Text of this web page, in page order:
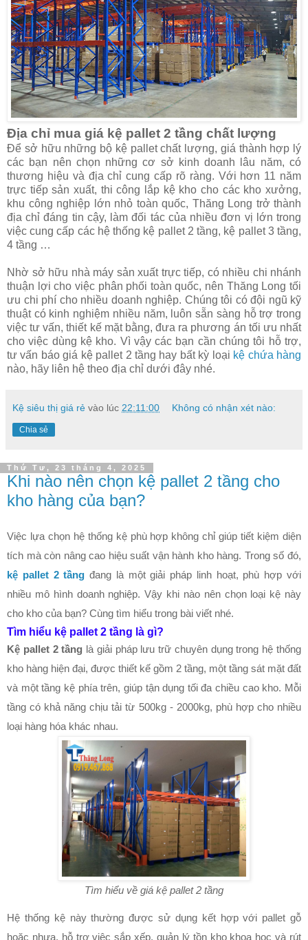
Địa chỉ mua giá kệ pallet 2 tầng chất lượng
Để sở hữu những bộ kệ pallet chất lượng, giá thành hợp lý
các bạn nên chọn những cơ sở kinh doanh lâu năm, có
thương hiệu và địa chỉ cung cấp rõ ràng. Với hơn 11 năm
trực tiếp sản xuất, thi công lắp kệ kho cho các kho xưởng,
khu công nghiệp lớn nhỏ toàn quốc, Thăng Long trở thành
địa chỉ đáng tin cậy, làm đối tác của nhiều đơn vị lớn trong
việc cung cấp các hệ thống kệ pallet 2 tầng, kệ pallet 3 tầng,
4 tầng …
Nhờ sở hữu nhà máy sản xuất trực tiếp, có nhiều chi nhánh
thuận lợi cho việc phân phối toàn quốc, nên Thăng Long tối
ưu chi phí cho nhiều doanh nghiệp. Chúng tôi có đội ngũ kỹ
thuật có kinh nghiệm nhiều năm, luôn sẵn sàng hỗ trợ trong
việc tư vấn, thiết kế mặt bằng, đưa ra phương án tối ưu nhất
cho việc dùng kệ kho. Vì vậy các bạn cần chúng tôi hỗ trợ,
tư vấn báo giá kệ pallet 2 tầng hay bất kỳ loại kệ chứa hàng
nào, hãy liên hệ theo địa chỉ dưới đây nhé.
Kệ siêu thị giá rẻ vào lúc 22:11:00 Không có nhận xét nào:
Chia sẻ
Thứ Tư, 23 tháng 4, 2025
Khi nào nên chọn kệ pallet 2 tầng cho
kho hàng của bạn?
Việc lựa chọn hệ thống kệ phù hợp không chỉ giúp tiết kiệm diện
tích mà còn nâng cao hiệu suất vận hành kho hàng. Trong số đó,
kệ pallet 2 tầng đang là một giải pháp linh hoạt, phù hợp với
nhiều mô hình doanh nghiệp. Vậy khi nào nên chọn loại kệ này
cho kho của bạn? Cùng tìm hiểu trong bài viết nhé.
Tìm hiểu kệ pallet 2 tầng là gì?
Kệ pallet 2 tầng là giải pháp lưu trữ chuyên dụng trong hệ thống
kho hàng hiện đại, được thiết kế gồm 2 tầng, một tầng sát mặt đất
và một tầng kệ phía trên, giúp tận dụng tối đa chiều cao kho. Mỗi
tầng có khả năng chịu tải từ 500kg - 2000kg, phù hợp cho nhiều
loại hàng hóa khác nhau.
Tìm hiểu về giá kệ pallet 2 tầng
Hệ thống kệ này thường được sử dụng kết hợp với pallet gỗ
hoặc nhựa, hỗ trợ việc sắp xếp, quản lý tồn kho khoa học và rút